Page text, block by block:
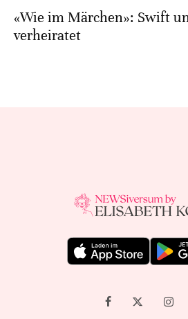
«Wie im Märchen»: Swift
verheiratet